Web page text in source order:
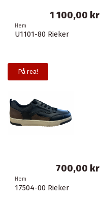
Hem
U1101-80 Rieker
1 100,00 kr
På rea!
Hem
17504-00 Rieker
700,00 kr